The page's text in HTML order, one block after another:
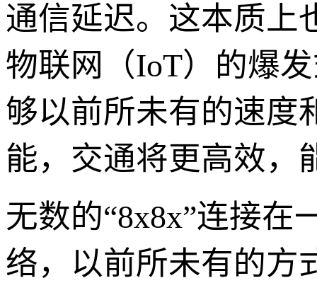
通信延迟。这本质上
物联网（IoT）的爆
够以前所未有的速度
能，交通将更高效，
无数的“8x8x”连接在
络，以前所未有的方